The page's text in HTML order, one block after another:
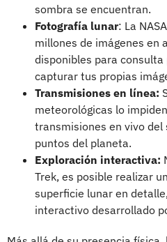
sombra se encuentran.
Fotografía lunar: La
millones de imágenes en
disponibles para consulta
capturar tus propias
Transmisiones en línea:
meteorológicas lo
transmisiones en vivo
puntos del planeta.
Exploración interactiva:
Trek, es posible realizar
superficie lunar en
interactivo desarrollado